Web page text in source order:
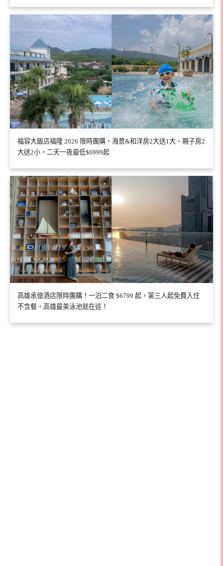
福容大飯店福隆 2026 限時團購，海景&和洋房2大送1大、親子房2
大送2小，二天一夜最低$6999起
高雄承億酒店限時團購！一泊二食 $6799 起，第三人起免費入住
不含餐，高雄最美泳池就在這！